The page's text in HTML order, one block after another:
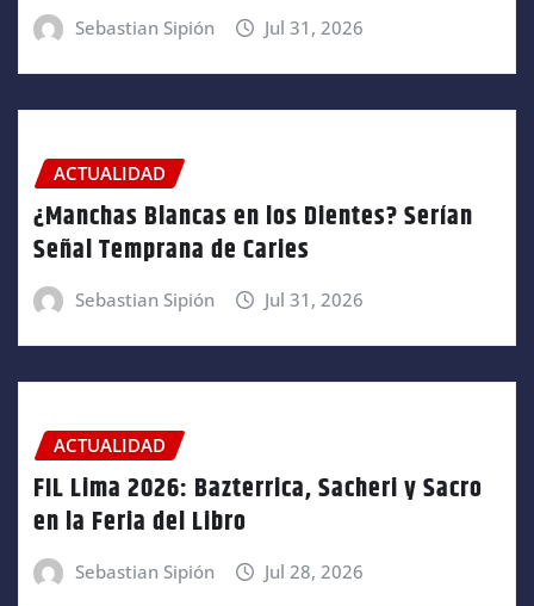
Sebastian Sipión Jul 31, 2026
ACTUALIDAD
¿Manchas Blancas en los Dientes? Serían
Señal Temprana de Caries
Sebastian Sipión Jul 31, 2026
ACTUALIDAD
FIL Lima 2026: Bazterrica, Sacheri y Sacro
en la Feria del Libro
Sebastian Sipión Jul 28, 2026